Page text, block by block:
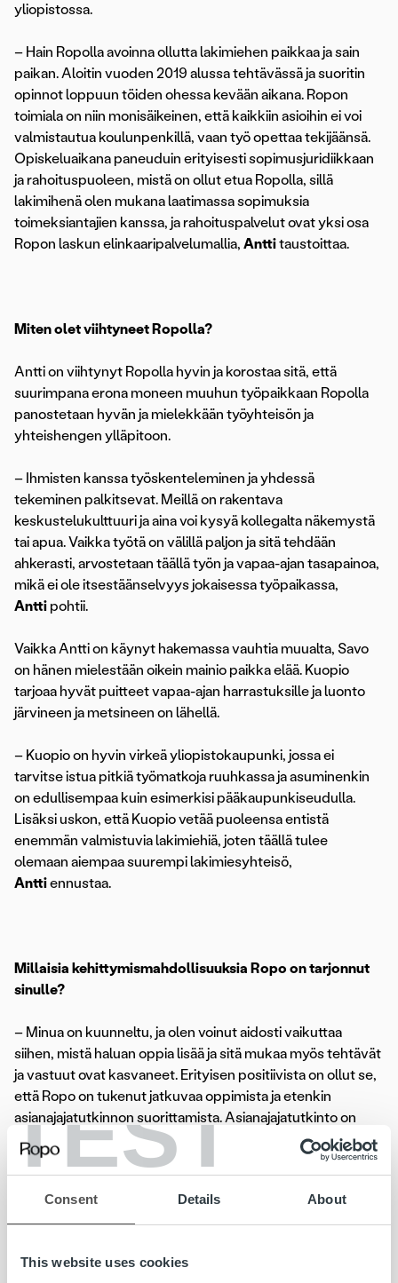
TEST
Consent Details About
This website uses cookies
yliopistossa.
– Hain Ropolla avoinna ollutta lakimiehen paikkaa ja sain
paikan. Aloitin vuoden 2019 alussa tehtävässä ja suoritin
opinnot loppuun töiden ohessa kevään aikana. Ropon
toimiala on niin monisäikeinen, että kaikkiin asioihin ei voi
valmistautua koulunpenkillä, vaan työ opettaa tekijäänsä.
Opiskeluaikana paneuduin erityisesti sopimusjuridiikkaan
ja rahoituspuoleen, mistä on ollut etua Ropolla, sillä
lakimihenä olen mukana laatimassa sopimuksia
toimeksiantajien kanssa, ja rahoituspalvelut ovat yksi osa
Ropon laskun elinkaaripalvelumallia, Anttitaustoittaa.
Miten olet viihtyneet Ropolla?
Antti on viihtynyt Ropolla hyvin ja korostaa sitä, että
suurimpana erona moneen muuhun työpaikkaan Ropolla
panostetaan hyvän ja mielekkään työyhteisön ja
yhteishengen ylläpitoon.
– Ihmisten kanssa työskenteleminen ja yhdessä
tekeminen palkitsevat. Meillä on rakentava
keskustelukulttuuri ja aina voi kysyä kollegalta näkemystä
tai apua. Vaikka työtä on välillä paljon ja sitä tehdään
ahkerasti, arvostetaan täällä työn ja vapaa-ajan tasapainoa,
mikä ei ole itsestäänselvyys jokaisessa työpaikassa,
Antti pohtii.
Vaikka Antti on käynyt hakemassa vauhtia muualta, Savo
on hänen mielestään oikein mainio paikka elää. Kuopio
tarjoaa hyvät puitteet vapaa-ajan harrastuksille ja luonto
järvineen ja metsineen on lähellä.
– Kuopio on hyvin virkeä yliopistokaupunki, jossa ei
tarvitse istua pitkiä työmatkoja ruuhkassa ja asuminenkin
on edullisempaa kuin esimerkisi pääkaupunkiseudulla.
Lisäksi uskon, että Kuopio vetää puoleensa entistä
enemmän valmistuvia lakimiehiä, joten täällä tulee
olemaan aiempaa suurempi lakimiesyhteisö,
Anttiennustaa.
Millaisia kehittymismahdollisuuksia Ropo on tarjonnut
sinulle?
– Minua on kuunneltu, ja olen voinut aidosti vaikuttaa
siihen, mistä haluan oppia lisää ja sitä mukaa myös tehtävät
ja vastuut ovat kasvaneet. Erityisen positiivista on ollut se,
että Ropo on tukenut jatkuvaa oppimista ja etenkin
asianajajatutkinnon suorittamista. Asianajajatutkinto on
Suomen Asianajajaliiton järjestämä tutkinto, jonka
suorittaminen on yksi tapa saada käytännön
pätevyys. Tämä on ollut hyvin keskeinen asia, jolla minun ja
kollegani kehittymistä on tuettu Ropolla,Anttikertoo.